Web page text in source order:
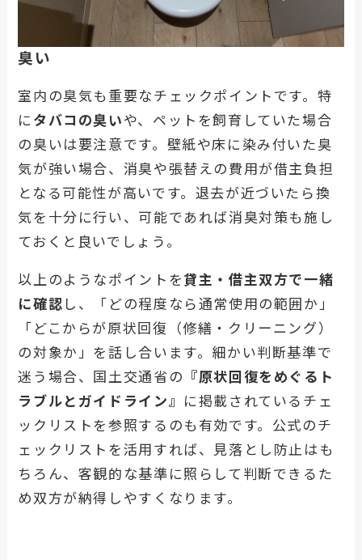
臭い
室内の臭気も重要なチェックポイントです。特
に タバコの臭いや、ペットを飼育していた場合
の臭いは要注意です。壁紙や床に染み付いた臭
気が強い場合、消臭や張替えの費用が借主負担
となる可能性が高いです。退去が近づいたら換
気を十分に行い、可能であれば消臭対策も施し
ておくと良いでしょう。
以上のようなポイントを貸主・借主双方で一緒
に確認 し、「どの程度なら通常使用の範囲か」
「どこからが原状回復（修繕・クリーニング）
の対象か」を話し合います。細かい判断基準で
迷う場合、国土交通省の 『原状回復をめぐるト
ラブルとガイドライン』 に掲載されているチェ
ックリストを参照するのも有効です。公式のチ
ェックリストを活用すれば、見落とし防止はも
ちろん、客観的な基準に照らして判断できるた
め双方が納得しやすくなります。